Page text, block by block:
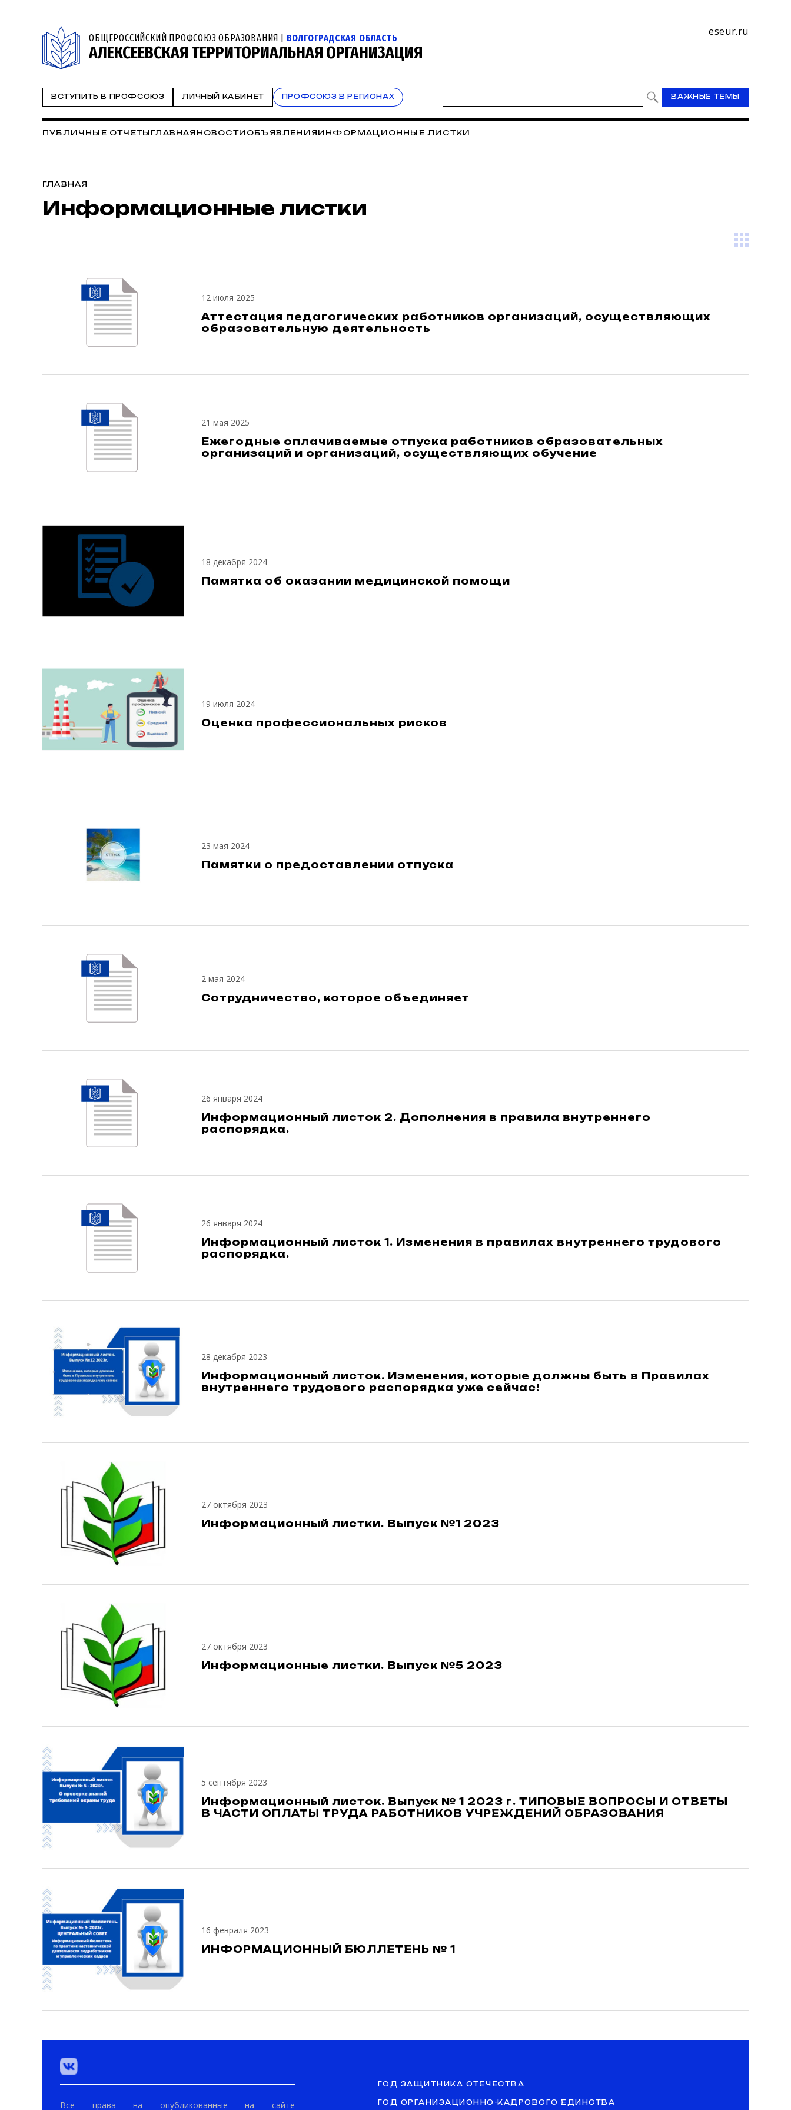
ОБЩЕРОССИЙСКИЙ ПРОФСОЮЗ ОБРАЗОВАНИЯ | ВОЛГОГРАДСКАЯ ОБЛАСТЬ
АЛЕКСЕЕВСКАЯ ТЕРРИТОРИАЛЬНАЯ ОРГАНИЗАЦИЯ
eseur.ru
ВСТУПИТЬ В ПРОФСОЮЗ ЛИЧНЫЙ КАБИНЕТ ПРОФСОЮЗ В РЕГИОНАХ ВАЖНЫЕ ТЕМЫ
ПУБЛИЧНЫЕ ОТЧЕТЫ ГЛАВНАЯ НОВОСТИ ОБЪЯВЛЕНИЯ ИНФОРМАЦИОННЫЕ ЛИСТКИ
ГЛАВНАЯ
Информационные листки
12 июля 2025
Аттестация педагогических работников организаций, осуществляющих
образовательную деятельность
21 мая 2025
Ежегодные оплачиваемые отпуска работников образовательных
организаций и организаций, осуществляющих обучение
18 декабря 2024
Памятка об оказании медицинской помощи
19 июля 2024
Оценка профессиональных рисков
23 мая 2024
Памятки о предоставлении отпуска
2 мая 2024
Сотрудничество, которое объединяет
26 января 2024
Информационный листок 2. Дополнения в правила внутреннего
распорядка.
26 января 2024
Информационный листок 1. Изменения в правилах внутреннего трудового
распорядка.
28 декабря 2023
Информационный листок. Изменения, которые должны быть в Правилах
внутреннего трудового распорядка уже сейчас!
27 октября 2023
Информационный листки. Выпуск №1 2023
27 октября 2023
Информационные листки. Выпуск №5 2023
5 сентября 2023
Информационный листок. Выпуск № 1 2023 г. ТИПОВЫЕ ВОПРОСЫ И ОТВЕТЫ
В ЧАСТИ ОПЛАТЫ ТРУДА РАБОТНИКОВ УЧРЕЖДЕНИЙ ОБРАЗОВАНИЯ
16 февраля 2023
ИНФОРМАЦИОННЫЙ БЮЛЛЕТЕНЬ № 1
Все права на опубликованные на сайте
ГОД ЗАЩИТНИКА ОТЕЧЕСТВА
ГОД ОРГАНИЗАЦИОННО-КАДРОВОГО ЕДИНСТВА